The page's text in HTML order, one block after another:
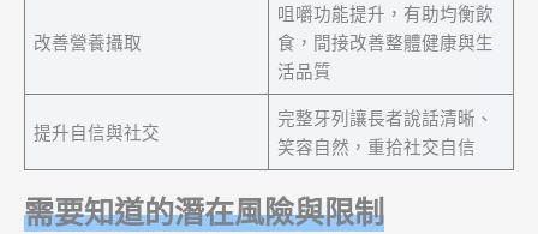
改善營養攝取
咀嚼功能提升，有助均衡飲
食，間接改善整體健康與生
活品質
提升自信與社交
完整牙列讓長者說話清晰、
笑容自然，重拾社交自信
需要知道的潛在風險與限制